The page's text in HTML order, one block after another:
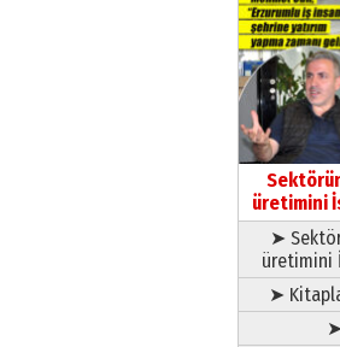
17
üretimini
➤
üretimini
➤